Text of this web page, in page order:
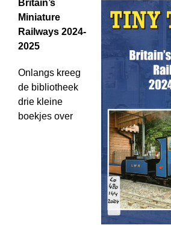
Britain’s
Miniature
Railways 2024-
2025
Onlangs kreeg
de bibliotheek
drie kleine
boekjes over